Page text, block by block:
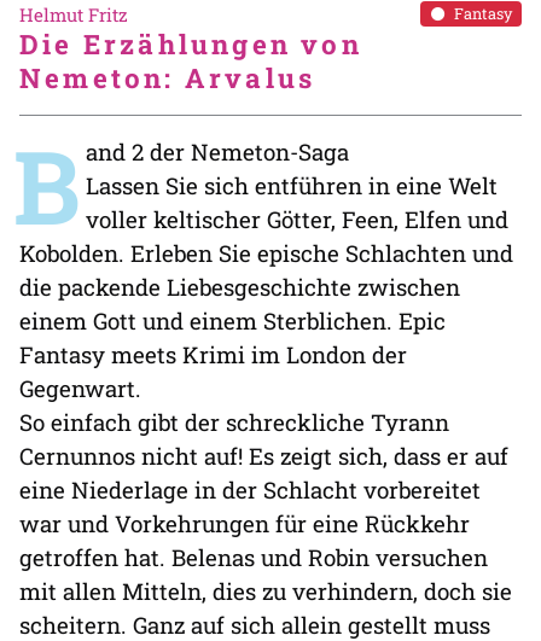
Fantasy
Helmut Fritz
Die Erzählungen von
Nemeton: Arvalus
B and 2 der Nemeton-Saga
Lassen Sie sich entführen in eine Welt
voller keltischer Götter, Feen, Elfen und
Kobolden. Erleben Sie epische Schlachten und
die packende Liebesgeschichte zwischen
einem Gott und einem Sterblichen. Epic
Fantasy meets Krimi im London der
Gegenwart.
So einfach gibt der schreckliche Tyrann
Cernunnos nicht auf! Es zeigt sich, dass er auf
eine Niederlage in der Schlacht vorbereitet
war und Vorkehrungen für eine Rückkehr
getroffen hat. Belenas und Robin versuchen
mit allen Mitteln, dies zu verhindern, doch sie
scheitern. Ganz auf sich allein gestellt muss